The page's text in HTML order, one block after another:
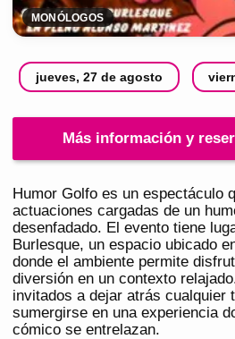
MONÓLOGOS
jueves, 27 de agosto
Más información y
Humor Golfo es un espectáculo
actuaciones cargadas de un
desenfadado. El evento tiene
Burlesque, un espacio ubicado
donde el ambiente permite
diversión en un contexto
invitados a dejar atrás cualquier
sumergirse en una experiencia
cómico se entrelazan.